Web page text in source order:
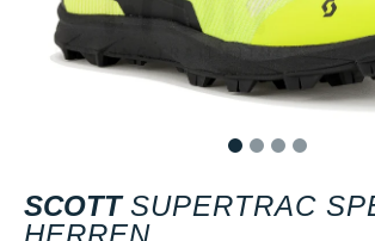
SCOTT SUPERTRAC
HERREN